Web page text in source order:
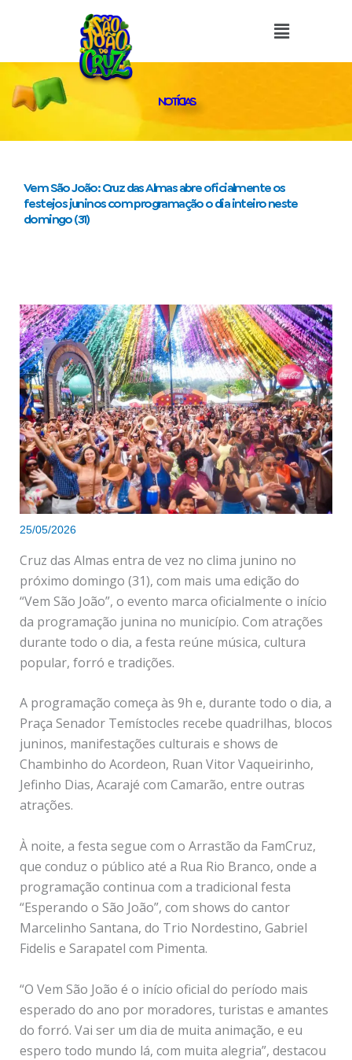
NOTÍCIAS
Vem São João: Cruz das Almas abre oficialmente os
festejos juninos com programação o dia inteiro neste
domingo (31)
25/05/2026
Cruz das Almas entra de vez no clima junino no
próximo domingo (31), com mais uma edição do
“Vem São João”, o evento marca oficialmente o início
da programação junina no município. Com atrações
durante todo o dia, a festa reúne música, cultura
popular, forró e tradições.
A programação começa às 9h e, durante todo o dia, a
Praça Senador Temístocles recebe quadrilhas, blocos
juninos, manifestações culturais e shows de
Chambinho do Acordeon, Ruan Vitor Vaqueirinho,
Jefinho Dias, Acarajé com Camarão, entre outras
atrações.
À noite, a festa segue com o Arrastão da FamCruz,
que conduz o público até a Rua Rio Branco, onde a
programação continua com a tradicional festa
“Esperando o São João”, com shows do cantor
Marcelinho Santana, do Trio Nordestino, Gabriel
Fidelis e Sarapatel com Pimenta.
“O Vem São João é o início oficial do período mais
esperado do ano por moradores, turistas e amantes
do forró. Vai ser um dia de muita animação, e eu
espero todo mundo lá, com muita alegria”, destacou